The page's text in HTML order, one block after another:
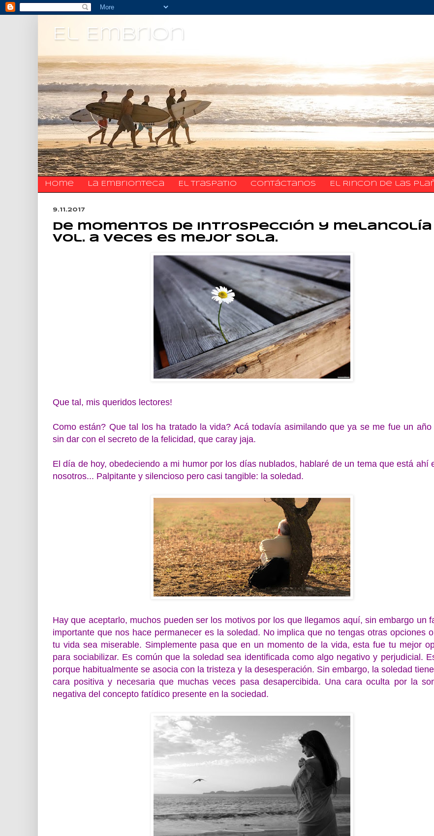
El Embrion
Home La Embrionteca El traspatio ​​​​​​​​​Contáctanos El Rincon de las
9.11.2017
De momentos de introspección y melancolía
Vol. a veces es mejor sola.
Que tal, mis queridos lectores!
Como están? Que tal los ha tratado la vida? Acá todavía asimilando que ya se me fue un año
sin dar con el secreto de la felicidad, que caray jaja.
El día de hoy, obedeciendo a mi humor por los días nublados, hablaré de un tema que está ahí
nosotros... Palpitante y silencioso pero casi tangible: la soledad.
Hay que aceptarlo, muchos pueden ser los motivos por los que llegamos aquí, sin embargo un
importante que nos hace permanecer es la soledad. No implica que no tengas otras opciones
tu vida sea miserable. Simplemente pasa que en un momento de la vida, esta fue tu mejor
para sociabilizar. Es común que la soledad sea identificada como algo negativo y perjudicial.
porque habitualmente se asocia con la tristeza y la desesperación. Sin embargo, la soledad
cara positiva y necesaria que muchas veces pasa desapercibida. Una cara oculta por la
negativa del concepto fatídico presente en la sociedad.